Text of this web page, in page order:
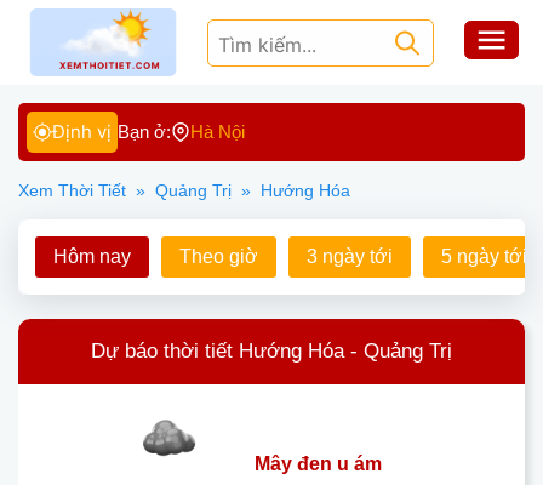
Định vị Bạn ở: Hà Nội
Xem Thời Tiết » Quảng Trị » Hướng Hóa
Hôm nay Theo giờ 3 ngày tới 5 ngày tới
Dự báo thời tiết Hướng Hóa - Quảng Trị
mây đen u ám